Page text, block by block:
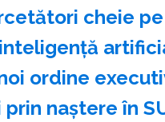
cheie
ordine
naştere în